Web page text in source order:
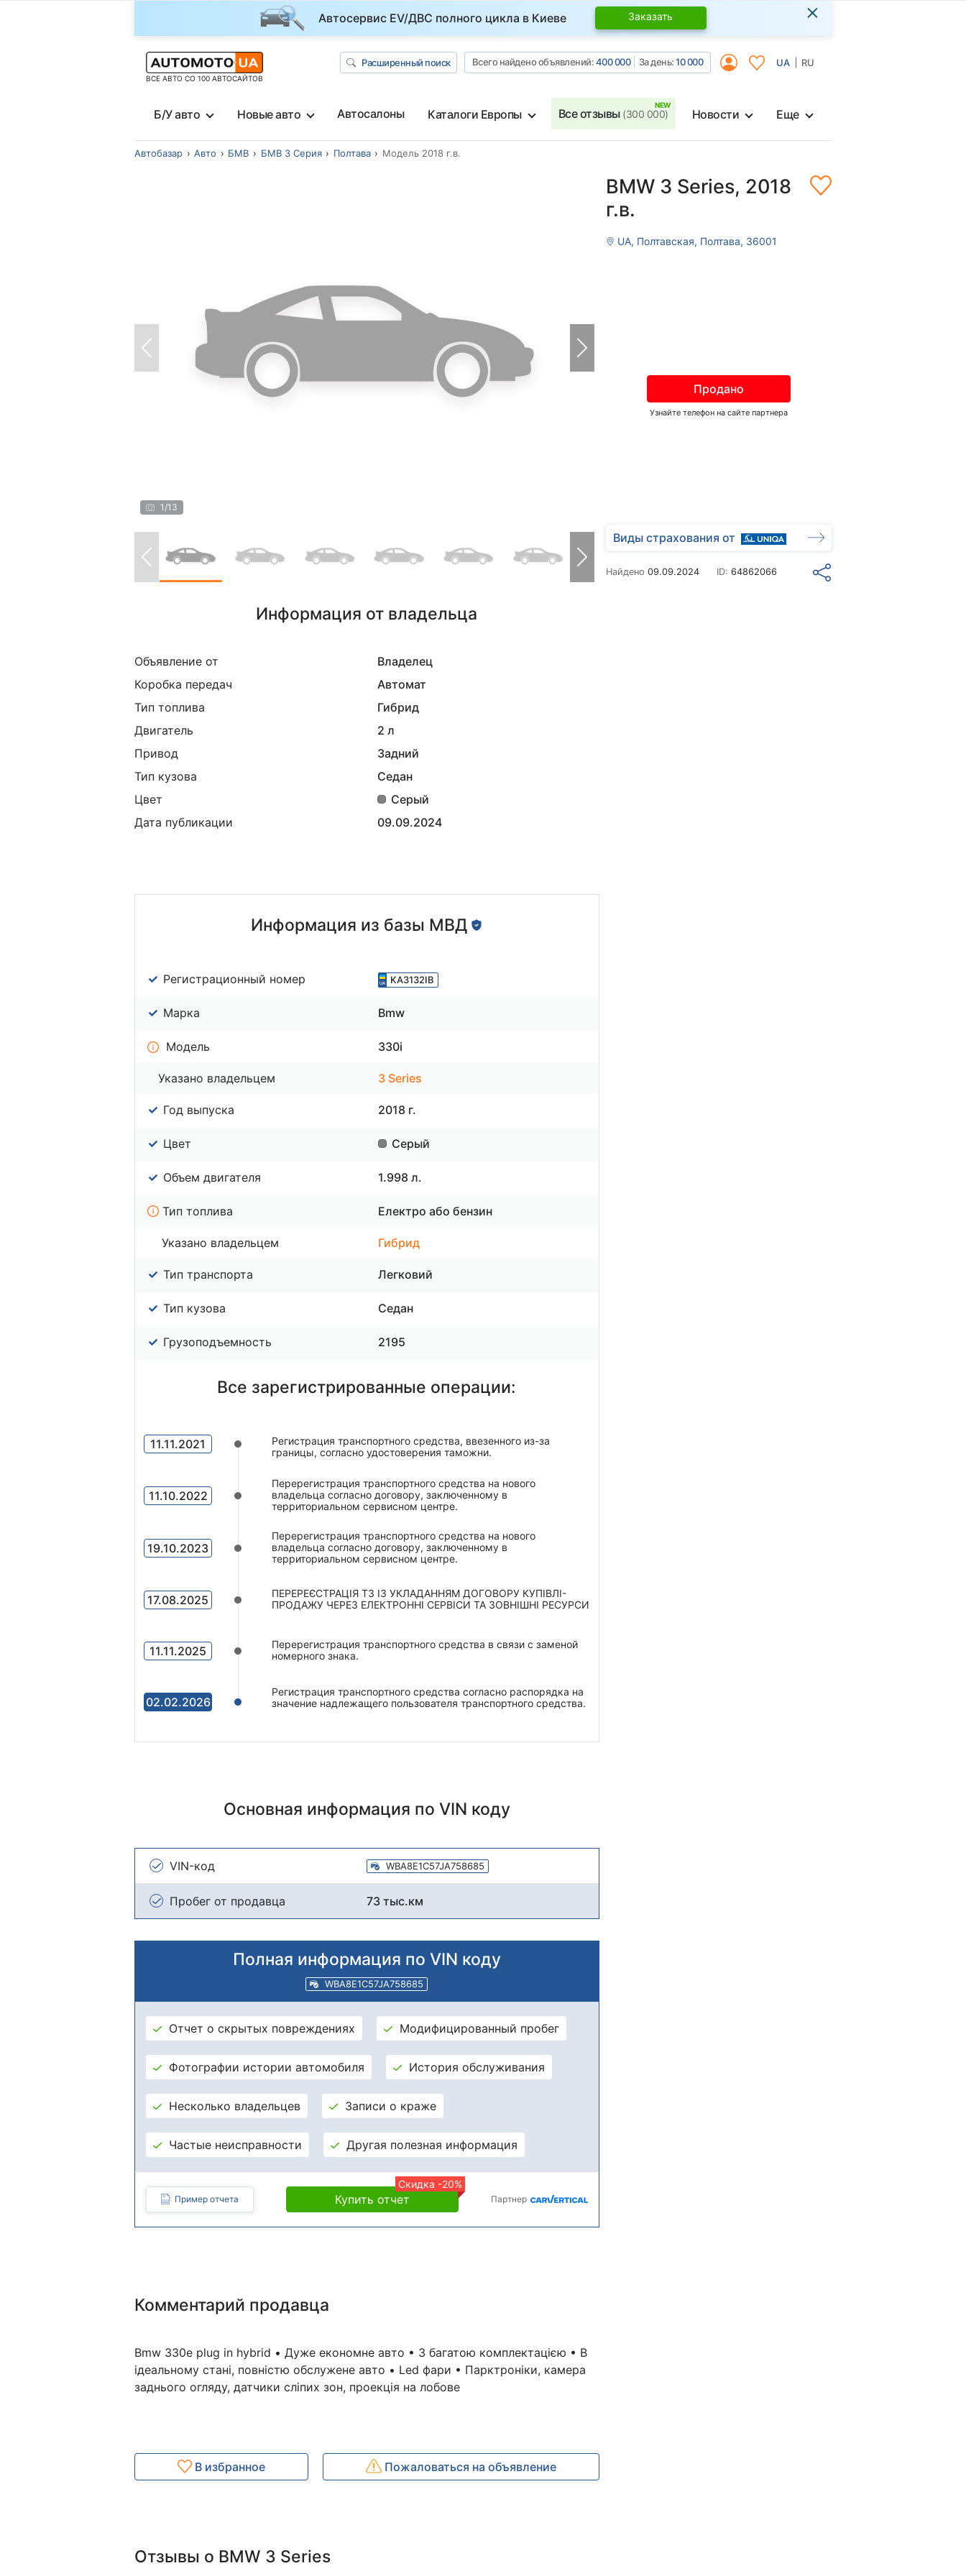
Автосервис EV/ДВС полного цикла в Киеве Заказать ×
ВСЕ АВТО СО 100 АВТОСАЙТОВ
Расширенный поиск Всего найдено объявлений:400 000 За день:10 000 UA RU
Б/У авто Новые авто Автосалоны Каталоги Европы Все отзывы (300 000) Новости Еще
Автобазар Авто БМВ БМВ 3 Серия Полтава Модель 2018 г.в.
1 /13
BMW 3 Series, 2018
г.в.
UA, Полтавская, Полтава, 36001
Продано
Узнайте телефон на сайте партнера
Виды страхования от
Найдено 09.09.2024 ID:64862066
Информация от владельца
Объявление от
Владелец
Коробка передач
Автомат
Тип топлива
Гибрид
Двигатель
2 л
Привод
Задний
Тип кузова
Седан
Цвет
Серый
Дата публикации
09.09.2024
Информация из базы МВД
Регистрационный номер KA3132IB
Марка Bmw
Модель 330i
Указано владельцем 3 Series
Год выпуска 2018 г.
Цвет Серый
Объем двигателя 1.998 л.
Тип топлива Електро або бензин
Указано владельцем Гибрид
Тип транспорта Легковий
Тип кузова Седан
Грузоподъемность 2195
Все зарегистрированные операции:
11.11.2021
Регистрация транспортного средства, ввезенного из-за
границы, согласно удостоверения таможни.
11.10.2022
Перерегистрация транспортного средства на нового
владельца согласно договору, заключенному в
территориальном сервисном центре.
19.10.2023
Перерегистрация транспортного средства на нового
владельца согласно договору, заключенному в
территориальном сервисном центре.
17.08.2025
ПЕРЕРЕЄСТРАЦІЯ ТЗ ІЗ УКЛАДАННЯМ ДОГОВОРУ КУПІВЛІ-
ПРОДАЖУ ЧЕРЕЗ ЕЛЕКТРОННІ СЕРВІСИ ТА ЗОВНІШНІ РЕСУРСИ
11.11.2025
Перерегистрация транспортного средства в связи с заменой
номерного знака.
02.02.2026
Регистрация транспортного средства согласно распорядка на
значение надлежащего пользователя транспортного средства.
Основная информация по VIN коду
VIN-код WBA8E1C57JA758685
Пробег от продавца 73 тыс.км
Полная информация по VIN коду
WBA8E1C57JA758685
Отчет о скрытых повреждениях Модифицированный пробег
Фотографии истории автомобиля История обслуживания
Несколько владельцев Записи о краже
Частые неисправности Другая полезная информация
Пример отчета
Скидка -20%
Купить отчет Партнер
Комментарий продавца
Bmw 330e plug in hybrid • Дуже економне авто • З багатою комплектацією • В
ідеальному стані, повністю обслужене авто • Led фари • Парктроніки, камера
заднього огляду, датчики сліпих зон, проекція на лобове
В избранное Пожаловаться на объявление
Отзывы о BMW 3 Series